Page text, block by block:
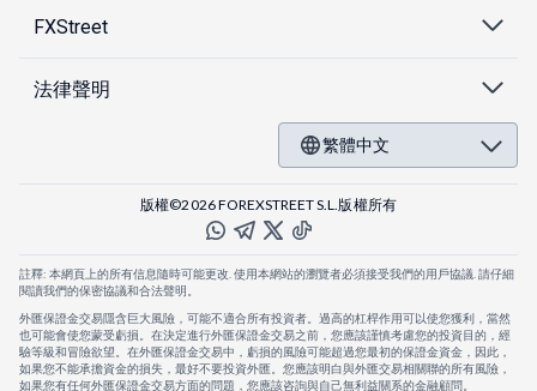
FXStreet
法律聲明
繁體中文
版權©2026 FOREXSTREET S.L.版權所有
註釋: 本網頁上的所有信息隨時可能更改. 使用本網站的瀏覽者必須接受我們的用戶協議. 請仔細
閱讀我們的保密協議和合法聲明。
外匯保證金交易隱含巨大風險，可能不適合所有投資者。過高的杠桿作用可以使您獲利，當然
也可能會使您蒙受虧損。在決定進行外匯保證金交易之前，您應該謹慎考慮您的投資目的，經
驗等級和冒險欲望。在外匯保證金交易中，虧損的風險可能超過您最初的保證金資金，因此，
如果您不能承擔資金的損失，最好不要投資外匯。您應該明白與外匯交易相關聯的所有風險，
如果您有任何外匯保證金交易方面的問題，您應該咨詢與自己無利益關系的金融顧問。